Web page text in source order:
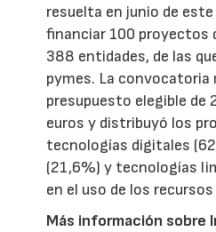
resuelta en junio de
financiar 100 proyectos
388 entidades, de las
pymes. La convocatoria
presupuesto elegible de
euros y distribuyó los
tecnologías digitales
(21,6%) y tecnologías
en el uso de los
Más información sobre